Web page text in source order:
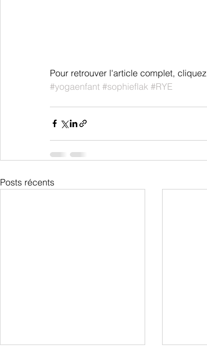
Pour retrouver l'article complet, cliquez
#yogaenfant #sophieflak #RYE
Posts récents